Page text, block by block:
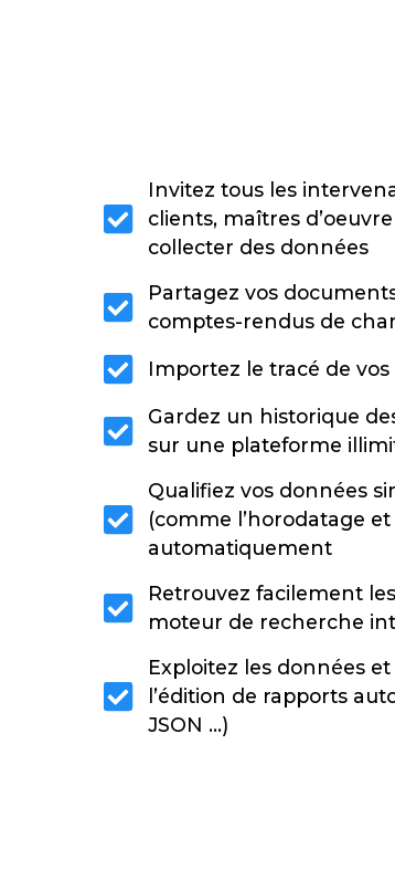
Invitez tous les
clients, maîtres
collecter des données
Partagez vos
comptes-rendus de
Importez le tracé de
Gardez un historique
sur une plateforme
Qualifiez vos données
(comme l’horodatage
automatiquement
Retrouvez facilement
moteur de recherche
Exploitez les données
l’édition de rapports
JSON …)